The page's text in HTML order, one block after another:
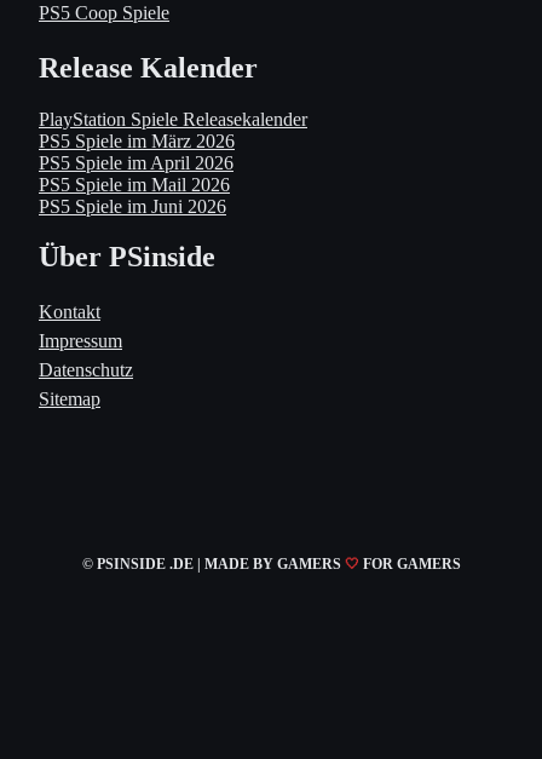
PS5 Coop Spiele
Release Kalender
PlayStation Spiele Releasekalender
PS5 Spiele im März 2026
PS5 Spiele im April 2026
PS5 Spiele im Mail 2026
PS5 Spiele im Juni 2026
Über PSinside
Kontakt
Impressum
Datenschutz
Sitemap
© PSINSIDE .DE | MADE BY GAMERS 🤍 FOR GAMERS